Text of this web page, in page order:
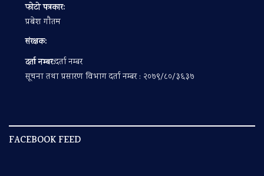
फोटो पत्रकार:
प्रबेश गाैतम
संरक्षक:
दर्ता नम्बर:दर्ता नम्बर
सूचना तथा प्रसारण विभाग दर्ता नम्बर : २०७९/८०/३६३७
FACEBOOK FEED